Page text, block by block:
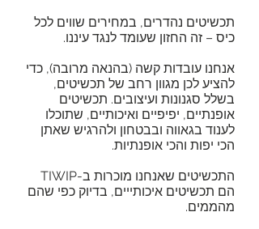
תכשיטים נהדרים, במחירים שווים לכל
כיס – זה החזון שעומד לנגד עיננו.
אנחנו עובדות קשה (בהנאה מרובה), כדי
להציע לכן מגוון רחב של תכשיטים,
בשלל סגנונות ועיצובים. תכשיטים
אופנתיים, יפיפיים ואיכותיים, שתוכלו
לענוד בגאווה ובבטחון ולהרגיש שאתן
הכי יפות והכי אופנתיות.
התכשיטים שאנחנו מוכרות ב-TIWIP
הם תכשיטים איכותייים, בדיוק כפי שהם
מהממים.